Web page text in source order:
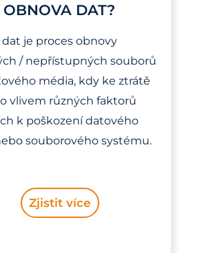
OBNOVA DAT?
je proces obnovy
/ nepřístupných souborů
média, kdy ke ztrátě
vlivem různých faktorů
k poškození datového
souborového systému.
Zjistit více